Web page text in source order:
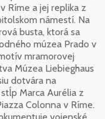
Ríme a jej replika z
námestí. Na
busta, ktorá sa
múzea Prado v
mramorovej
Múzea Liebieghaus
dotvára na
Marca Aurélia z
Colonna v Ríme.